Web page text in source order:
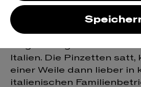
Jakob hatte ursprünglich
Laufbahn in der
eingeschlagen. Erst in
Italien. Die Pinzetten satt,
einer Weile dann lieber in
italienischen